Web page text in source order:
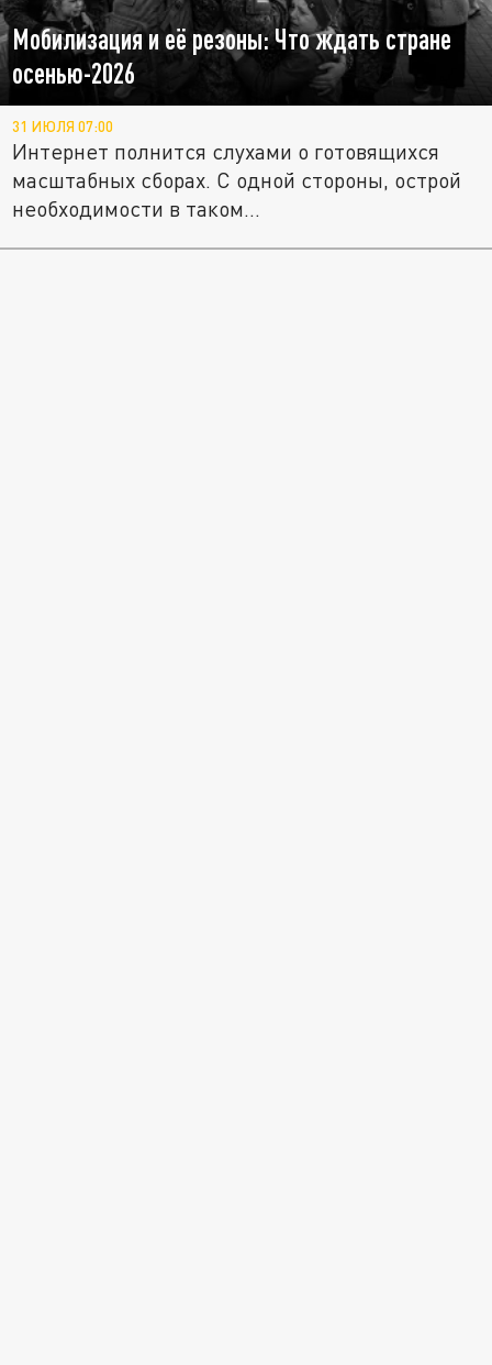
Мобилизация и её резоны: Что ждать стране
осенью-2026
31 ИЮЛЯ 07:00
Интернет полнится слухами о готовящихся
масштабных сборах. С одной стороны, острой
необходимости в таком...